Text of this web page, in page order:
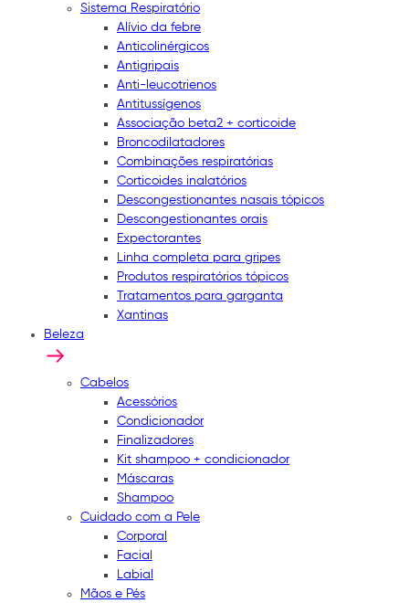
Sistema Respiratório
Alívio da febre
Anticolinérgicos
Antigripais
Anti-leucotrienos
Antitussígenos
Associação beta2 + corticoide
Broncodilatadores
Combinações respiratórias
Corticoides inalatórios
Descongestionantes nasais tópicos
Descongestionantes orais
Expectorantes
Linha completa para gripes
Produtos respiratórios tópicos
Tratamentos para garganta
Xantinas
Beleza
Cabelos
Acessórios
Condicionador
Finalizadores
Kit shampoo + condicionador
Máscaras
Shampoo
Cuidado com a Pele
Corporal
Facial
Labial
Mãos e Pés